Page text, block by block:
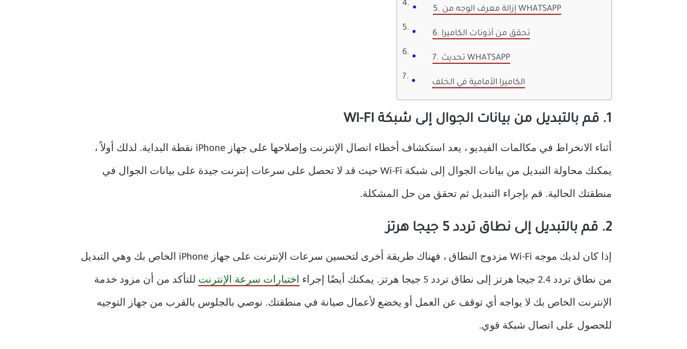
5. إزالة معرف الوجه من WHATSAPP
6. تحقق من أذونات الكاميرا
7. تحديث WHATSAPP
الكاميرا الأمامية في الخلف
1. قم بالتبديل من بيانات الجوال إلى شبكة WI-FI
أثناء الانخراط في مكالمات الفيديو ، يعد استكشاف أخطاء اتصال الإنترنت وإصلاحها على جهاز iPhone نقطة البداية. لذلك أولاً ،
يمكنك محاولة التبديل من بيانات الجوال إلى شبكة Wi-Fi حيث قد لا تحصل على سرعات إنترنت جيدة على بيانات الجوال في
منطقتك الحالية. قم بإجراء التبديل ثم تحقق من حل المشكلة.
2. قم بالتبديل إلى نطاق تردد 5 جيجا هرتز
إذا كان لديك موجه Wi-Fi مزدوج النطاق ، فهناك طريقة أخرى لتحسين سرعات الإنترنت على جهاز iPhone الخاص بك وهي التبديل
من نطاق تردد 2.4 جيجا هرتز إلى نطاق تردد 5 جيجا هرتز. يمكنك أيضًا إجراء اختبارات سرعة الإنترنت للتأكد من أن مزود خدمة
الإنترنت الخاص بك لا يواجه أي توقف عن العمل أو يخضع لأعمال صيانة في منطقتك. نوصي بالجلوس بالقرب من جهاز التوجيه
للحصول على اتصال شبكة قوي.